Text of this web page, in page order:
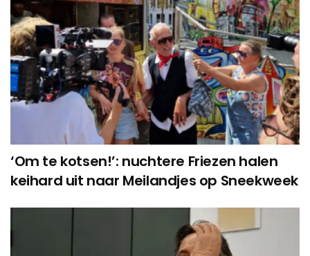
‘Om te kotsen!’: nuchtere Friezen halen
keihard uit naar Meilandjes op Sneekweek